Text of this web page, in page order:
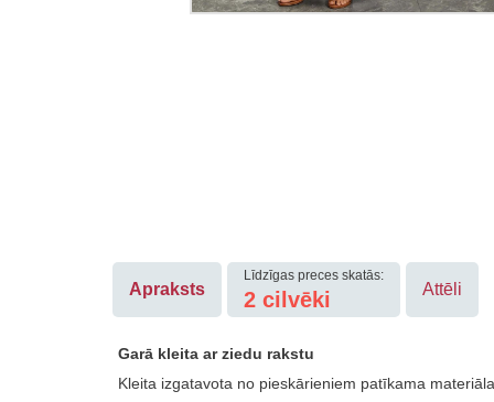
Apraksts
Līdzīgas preces skatās:
2 cilvēki Attēli
Garā kleita ar ziedu rakstu
Kleita izgatavota no pieskārieniem patīkama